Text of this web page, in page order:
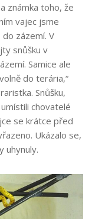
známka toho, že
vajec jsme
zázemí. V
snůšku v
Samice ale
do terária,“
Snůšku,
chovatelé
se krátce před
Ukázalo se,
uhynuly.